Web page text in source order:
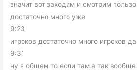
значит вот заходим и смотрим
достаточно много уже
9:23
игроков достаточно много игроков
9:31
ну в общем то если там а так вообще